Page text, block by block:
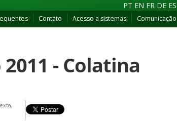
PT EN FR DE ES
Contato Acesso a sistemas Comunicação
- Colatina